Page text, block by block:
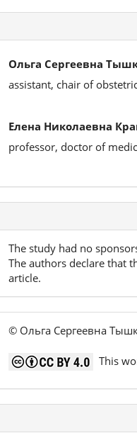
Ольга Сергеевна
assistant, chair of
Елена Николаевна
professor, doctor of
The study had no
The authors declare that
article.
© Ольга Сергеевна
This